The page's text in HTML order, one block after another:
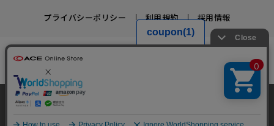
プライバシーポリシー 利用規約 採用情報
かばんの総合メーカー、エース公式サイト
スーツケースビジネスバッグ直営店ならではの豊富なラインナップでご紹介！
充実のアフターサービス・豊富な品揃え・安心のメーカー直営ストア
Copyright © ACE Co., Ltd. All rights reserved.
当サイトでは、サイトの利便性向上のため、クッ